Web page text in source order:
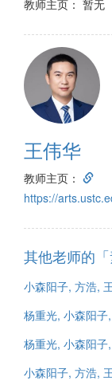
教师主页： 暂无
王伟华
教师主页：
https://
其他老师的
小森阳子, 方浩,
杨重光, 小森阳子
杨重光, 小森阳子
小森阳子, 方浩,